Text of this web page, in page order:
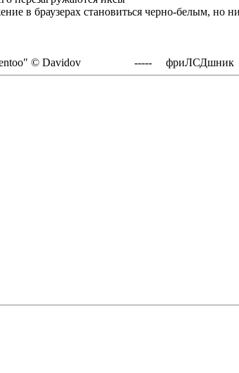
в браузерах становиться черно-белым, но
Gentoo" © Davidov ----- фриЛСДшник